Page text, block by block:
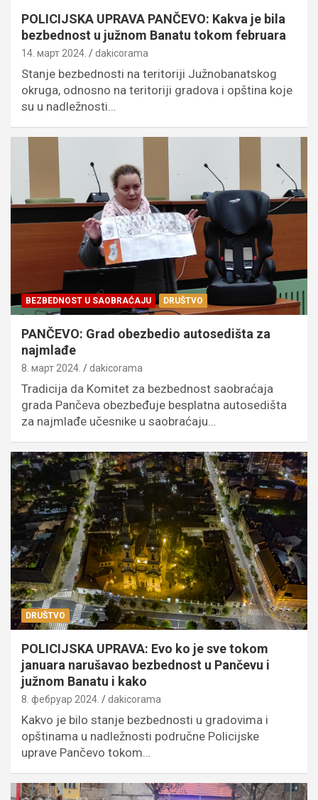
POLICIJSKA UPRAVA PANČEVO: Kakva je bila
bezbednost u južnom Banatu tokom februara
14. март 2024. dakicorama
Stanje bezbednosti na teritoriji Južnobanatskog
okruga, odnosno na teritoriji gradova i opština koje
su u nadležnosti…
BEZBEDNOST U SAOBRAĆAJU DRUŠTVO
PANČEVO: Grad obezbedio autosedišta za
najmlađe
8. март 2024. dakicorama
Tradicija da Komitet za bezbednost saobraćaja
grada Pančeva obezbeđuje besplatna autosedišta
za najmlađe učesnike u saobraćaju…
DRUŠTVO
POLICIJSKA UPRAVA: Evo ko je sve tokom
januara narušavao bezbednost u Pančevu i
južnom Banatu i kako
8. фебруар 2024. dakicorama
Kakvo je bilo stanje bezbednosti u gradovima i
opštinama u nadležnosti područne Policijske
uprave Pančevo tokom…